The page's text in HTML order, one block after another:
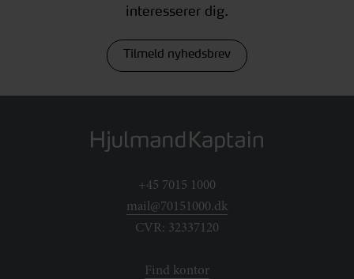
interesserer dig.
Tilmeld nyhedsbrev
+45 7015 1000
mail@70151000.dk
CVR: 32337120
Find kontor